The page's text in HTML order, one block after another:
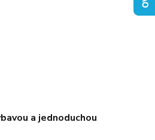
a jednoduchou